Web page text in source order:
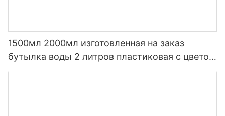
1500мл 2000мл изготовленная на заказ
бутылка воды 2 литров пластиковая с цветом
градиента соломы с временем пить